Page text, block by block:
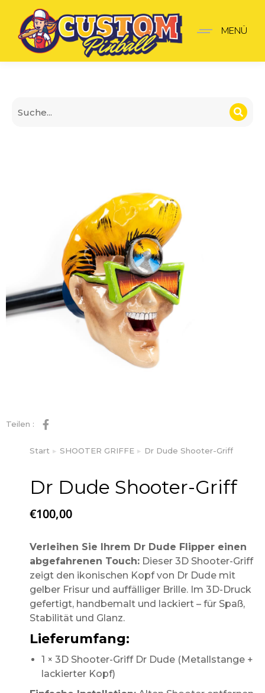
Dr Dude Shooter-Griff
MENÜ
Teilen :
Sie befinden sich hier:
Start SHOOTER GRIFFE Dr Dude Shooter-Griff
Dr Dude Shooter-Griff
€100,00
Verleihen Sie Ihrem Dr Dude Flipper einen
abgefahrenen Touch: Dieser 3D Shooter-Griff
zeigt den ikonischen Kopf von Dr Dude mit
gelber Frisur und auffälliger Brille. Im 3D-Druck
gefertigt, handbemalt und lackiert – für Spaß,
Stabilität und Glanz.
Lieferumfang:
1 × 3D Shooter-Griff Dr Dude (Metallstange +
lackierter Kopf)